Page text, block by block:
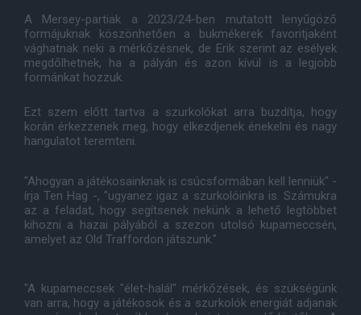
A Mersey-partiak a 2023/24-ben mutatott lenyűgöző
formájuknak köszönhetően a bukmékerek favoritjaként
vághatnak neki a mérkőzésnek, de Erik szerint az esélyek
megdőlhetnek, ha a pályán és azon kívül is a legjobb
formánkat hozzuk.
Ezt szem előtt tartva a szurkolókat arra buzdítja, hogy
korán érkezzenek meg, hogy elkezdjenek énekelni és nagy
hangulatot teremteni.
"Ahogyan a játékosainknak is csúcsformában kell lenniük" -
írja Ten Hag -, "ugyanez igaz a szurkolóinkra is. Számukra
az a feladat, hogy segítsenek nekünk a lehető legtöbbet
kihozni a hazai pályából a szezon utolsó kupameccsén,
amelyet az Old Traffordon játszunk."
"A kupameccsek "élet-halál" mérkőzések, és szükségünk
van arra, hogy a játékosok és a szurkolók energiát adjanak